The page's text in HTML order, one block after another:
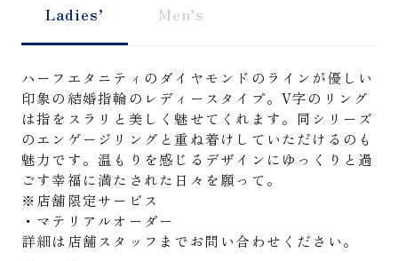
Ladies’ Men’s
ハーフエタニティのダイヤモンドのラインが優しい
印象の結婚指輪のレディースタイプ。V字のリング
は指をスラリと美しく魅せてくれます。同シリーズ
のエンゲージリングと重ね着けしていただけるのも
魅力です。温もりを感じるデザインにゆっくりと過
ごす幸福に満たされた日々を願って。
※店舗限定サービス
・マテリアルオーダー
詳細は店舗スタッフまでお問い合わせください。